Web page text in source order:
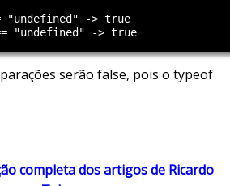
"undefined" -> true
serão false, pois o typeof
completa dos artigos de Ricardo